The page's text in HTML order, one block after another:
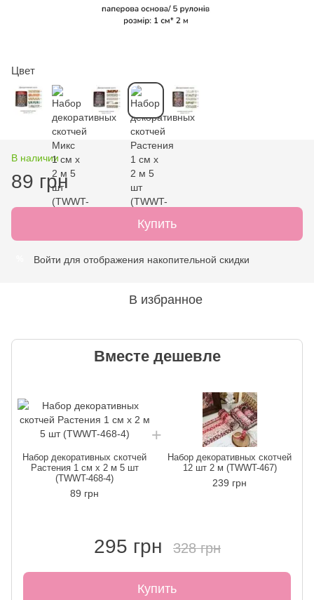
Цвет
В наличии
89 грн
Купить
Войти для отображения накопительной скидки
В избранное
Вместе дешевле
Набор декоративных скотчей
Растения 1 см х 2 м 5 шт
(TWWT-468-4)
89 грн
Набор декоративных скотчей
12 шт 2 м (TWWT-467)
239 грн
295 грн 328 грн
Купить